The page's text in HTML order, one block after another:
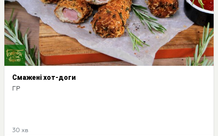
Смажені хот-доги
ГР
30 хв